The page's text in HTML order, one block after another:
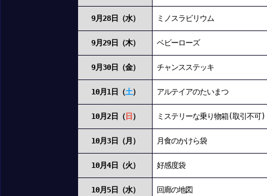
9月28日（水） ミノスラビリウム
9月29日（木） ベビーローズ
9月30日（金） チャンスステッキ
10月1日（土） アルテイアのたいまつ
10月2日（日 ） ミステリーな乗り物箱(取引不可)
10月3日（月） 月食のかけら袋
10月4日（火） 好感度袋
10月5日（水） 回廊の地図